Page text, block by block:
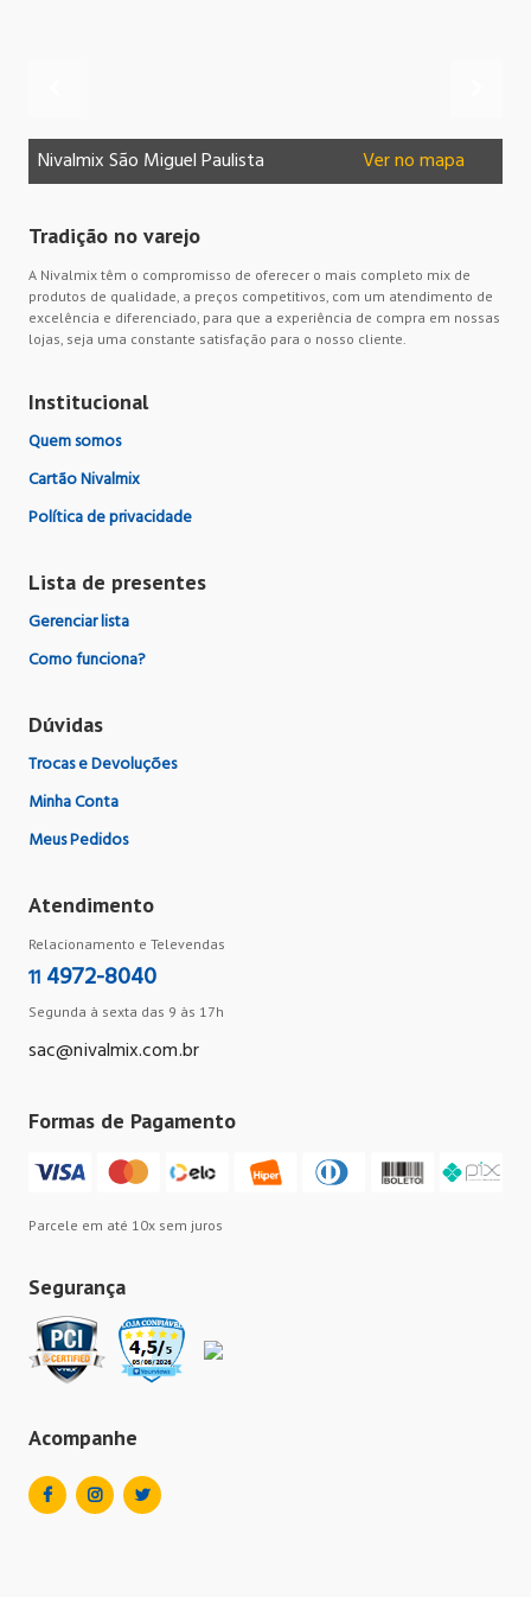
Nivalmix São Miguel Paulista Ver no mapa
Tradição no varejo
A Nivalmix têm o compromisso de oferecer o mais completo mix de
produtos de qualidade, a preços competitivos, com um atendimento de
excelência e diferenciado, para que a experiência de compra em nossas
lojas, seja uma constante satisfação para o nosso cliente.
Institucional
Quem somos
Cartão Nivalmix
Política de privacidade
Lista de presentes
Gerenciar lista
Como funciona?
Dúvidas
Trocas e Devoluções
Minha Conta
Meus Pedidos
Atendimento
Relacionamento e Televendas
11 4972-8040
Segunda à sexta das 9 às 17h
sac@nivalmix.com.br
Formas de Pagamento
Parcele em até 10x sem juros
Segurança
Acompanhe